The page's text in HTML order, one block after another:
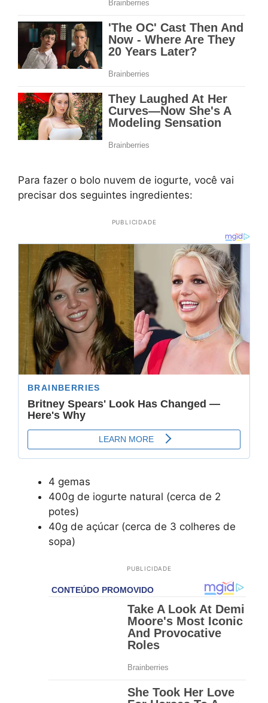
Para fazer o bolo nuvem de iogurte, você vai
precisar dos seguintes ingredientes:
PUBLICIDADE
4 gemas
400g de iogurte natural (cerca de 2
potes)
40g de açúcar (cerca de 3 colheres de
sopa)
PUBLICIDADE